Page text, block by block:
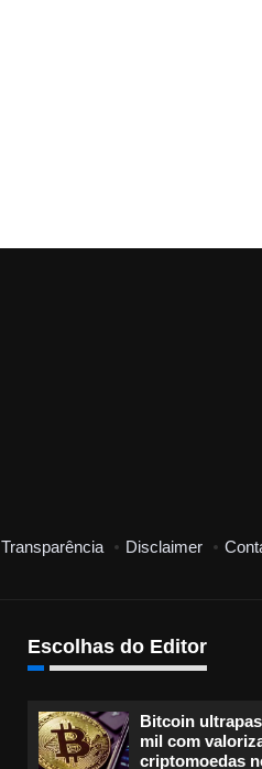
Transparência Disclaimer
Escolhas do Editor
Bitcoin
mil com
criptomoedas